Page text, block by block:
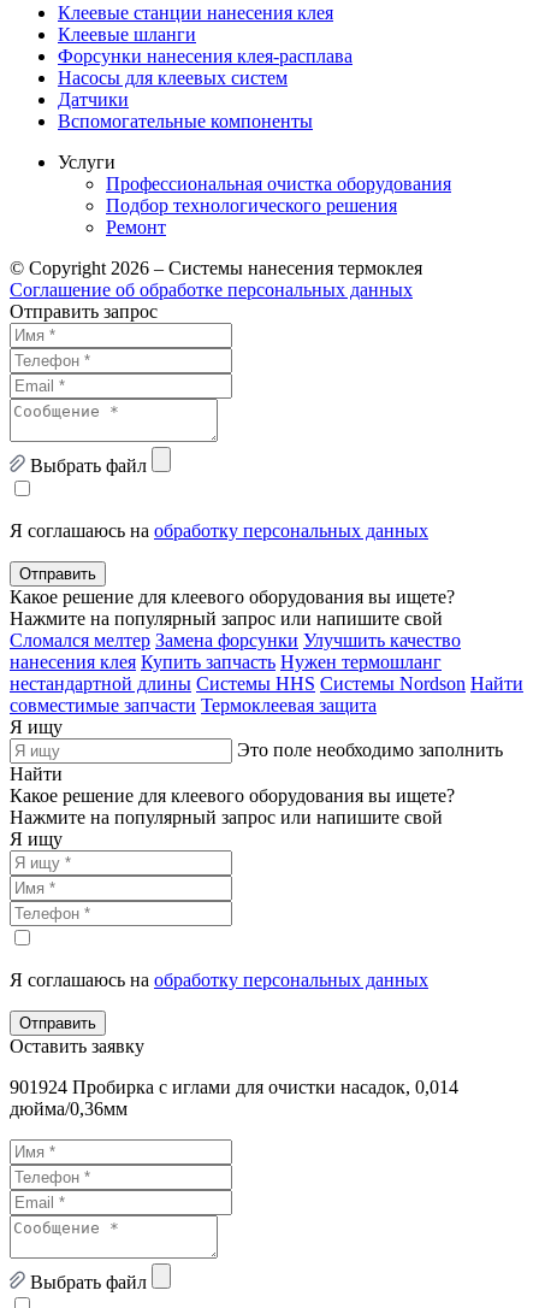
Клеевые станции нанесения клея
Клеевые шланги
Форсунки нанесения клея-расплава
Насосы для клеевых систем
Датчики
Вспомогательные компоненты
Услуги
Профессиональная очистка оборудования
Подбор технологического решения
Ремонт
© Copyright 2026 – Системы нанесения термоклея
Соглашение об обработке персональных данных
Отправить запрос
Выбрать файл
Я соглашаюсь на обработку персональных данных
Отправить
Какое решение для клеевого оборудования вы ищете?
Нажмите на популярный запрос или напишите свой
Сломался мелтер Замена форсунки Улучшить качество
нанесения клея Купить запчасть Нужен термошланг
нестандартной длины Системы HHS Системы Nordson Найти
совместимые запчасти Термоклеевая защита
Я ищу
Это поле необходимо заполнить
Найти
Какое решение для клеевого оборудования вы ищете?
Нажмите на популярный запрос или напишите свой
Я ищу
Я соглашаюсь на обработку персональных данных
Отправить
Оставить заявку
901924 Пробирка с иглами для очистки насадок, 0,014
дюйма/0,36мм
Выбрать файл